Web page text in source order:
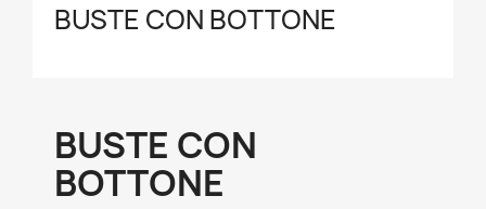
BUSTE CON BOTTONE
BUSTE CON
BOTTONE